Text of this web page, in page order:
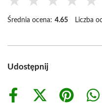
Średnia ocena: 4.65 Liczba
Udostępnij
Share
Share
Share